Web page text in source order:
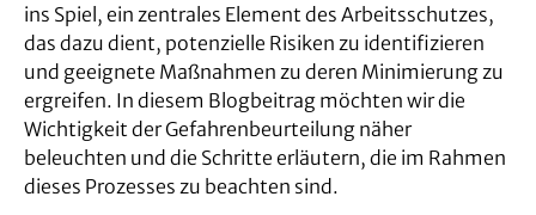
ins Spiel, ein zentrales Element des Arbeitsschutzes,
das dazu dient, potenzielle Risiken zu identifizieren
und geeignete Maßnahmen zu deren Minimierung zu
ergreifen. In diesem Blogbeitrag möchten wir die
Wichtigkeit der Gefahrenbeurteilung näher
beleuchten und die Schritte erläutern, die im Rahmen
dieses Prozesses zu beachten sind.